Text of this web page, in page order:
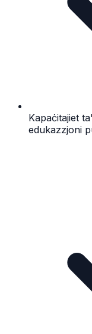
Kapaċitajiet
edukazzjoni